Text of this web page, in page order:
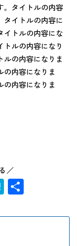
。タイトルの内容
タイトルの内容に
イトルの内容にな
トルの内容になり
ルの内容になりま
の内容になりま
の内容になりま
／
Hatena